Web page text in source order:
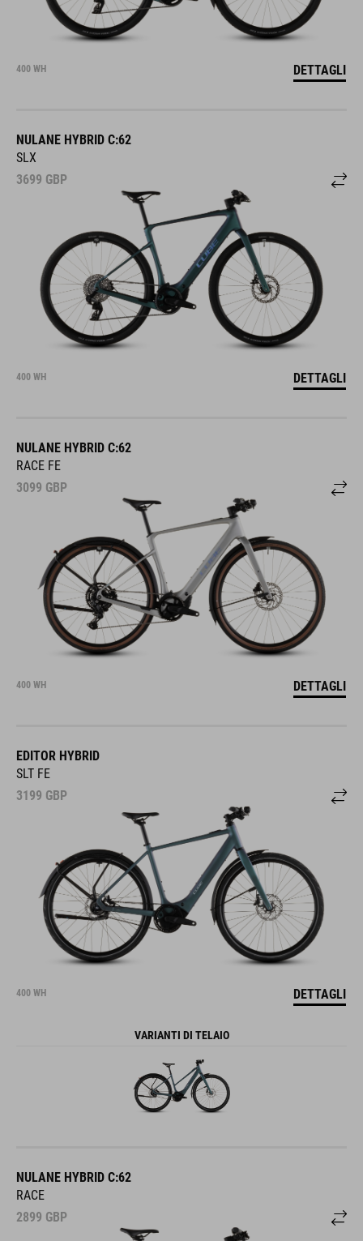
400 WH DETTAGLI
NULANE HYBRID C:62
SLX
3699 GBP
400 WH DETTAGLI
NULANE HYBRID C:62
RACE FE
3099 GBP
400 WH DETTAGLI
EDITOR HYBRID
SLT FE
3199 GBP
400 WH DETTAGLI
VARIANTI DI TELAIO
NULANE HYBRID C:62
RACE
2899 GBP